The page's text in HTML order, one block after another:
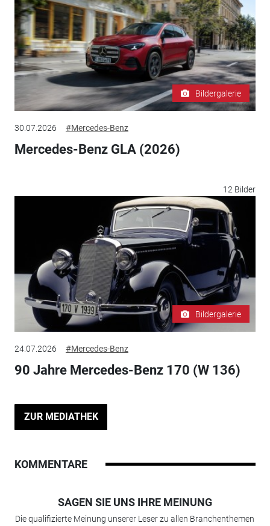
Bildergalerie
30.07.2026 #Mercedes-Benz
Mercedes-Benz GLA (2026)
12 Bilder
Bildergalerie
24.07.2026 #Mercedes-Benz
90 Jahre Mercedes-Benz 170 (W 136)
ZUR MEDIATHEK
KOMMENTARE
SAGEN SIE UNS IHRE MEINUNG
Die qualifizierte Meinung unserer Leser zu allen Branchenthemen